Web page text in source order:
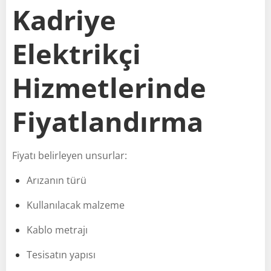
Kadriye
Elektrikçi
Hizmetlerinde
Fiyatlandırma
Fiyatı belirleyen unsurlar:
Arızanın türü
Kullanılacak malzeme
Kablo metrajı
Tesisatın yapısı